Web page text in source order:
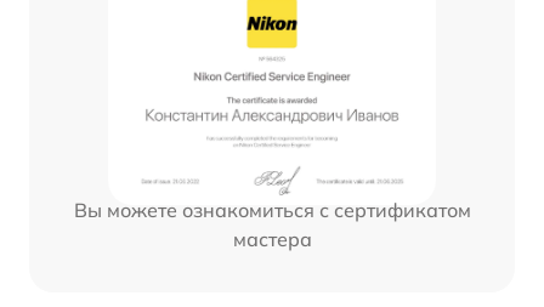
Вы можете ознакомиться с сертификатом
мастера